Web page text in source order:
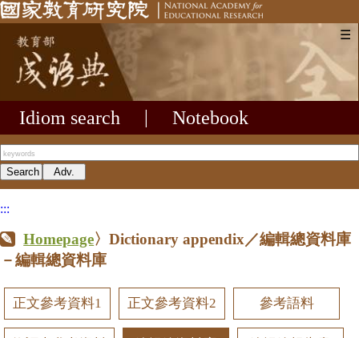
☰
Idiom search Notebook
:::
Homepage〉Dictionary appendix／編輯總資料庫
－編輯總資料庫
正文參考資料1 正文參考資料2 參考語料